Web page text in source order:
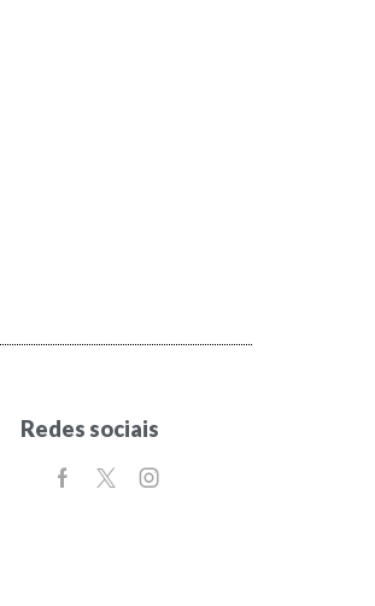
Redes sociais